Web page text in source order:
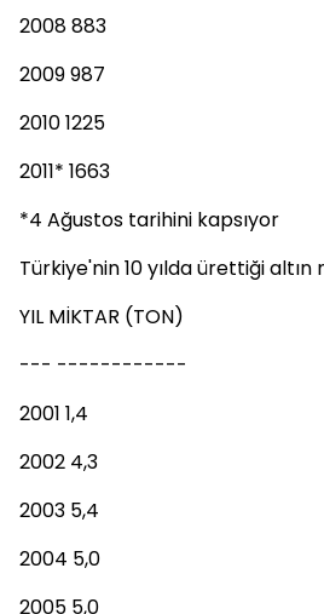
2008 883
2009 987
2010 1225
2011* 1663
*4 Ağustos tarihini kapsıyor
Türkiye'nin 10 yılda ürettiği altın
YIL MİKTAR (TON)
--- ------------
2001 1,4
2002 4,3
2003 5,4
2004 5,0
2005 5,0